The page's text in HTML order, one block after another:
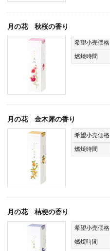
月の花 秋桜の香り
希望小売価格
燃焼時間
月の花 金木犀の香り
希望小売価格
燃焼時間
月の花 桔梗の香り
希望小売価格
燃焼時間